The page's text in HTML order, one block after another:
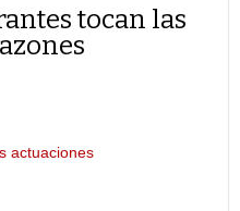
tocan las
actuaciones